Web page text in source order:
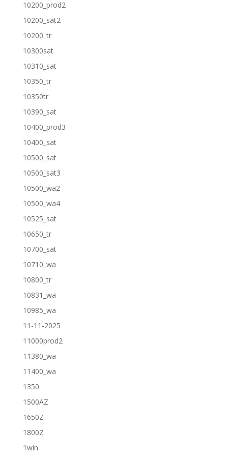
10200_prod2
10200_sat2
10200_tr
10300sat
10310_sat
10350_tr
10350tr
10390_sat
10400_prod3
10400_sat
10500_sat
10500_sat3
10500_wa2
10500_wa4
10525_sat
10650_tr
10700_sat
10710_wa
10800_tr
10831_wa
10985_wa
11-11-2025
11000prod2
11380_wa
11400_wa
1350
1500AZ
1650Z
1800Z
1win